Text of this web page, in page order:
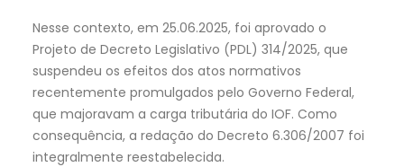
Nesse contexto, em 25.06.2025, foi aprovado o
Projeto de Decreto Legislativo (PDL) 314/2025, que
suspendeu os efeitos dos atos normativos
recentemente promulgados pelo Governo Federal,
que majoravam a carga tributária do IOF. Como
consequência, a redação do Decreto 6.306/2007 foi
integralmente reestabelecida.